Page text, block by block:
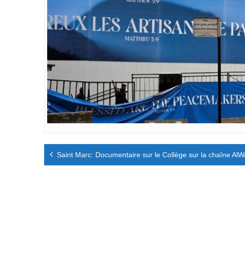
Navigation
de
Saint Marc: Documentaire sur le Collège sur la chaîne